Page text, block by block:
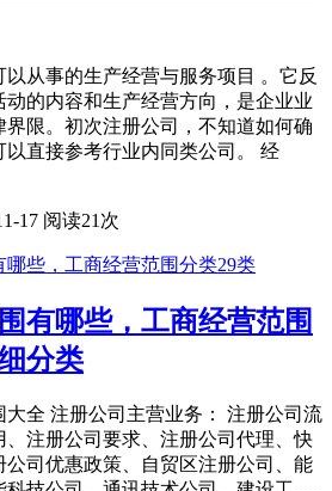
从事的生产经营与服务项目 。它反
动的内容和生产经营方向，是企业业
界限。初次注册公司，不知道如何确
以直接参考行业内同类公司。 经
17 阅读21次
有哪些，工商经营范围
分类
大全 注册公司主营业务： 注册公司流
、注册公司要求、注册公司代理、快
公司优惠政策、自贸区注册公司、能